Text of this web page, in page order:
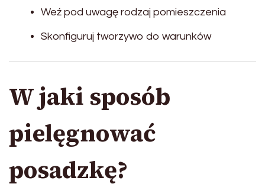
Weź pod uwagę rodzaj pomieszczenia
Skonfiguruj tworzywo do warunków
W jaki sposób
pielęgnować
posadzkę?